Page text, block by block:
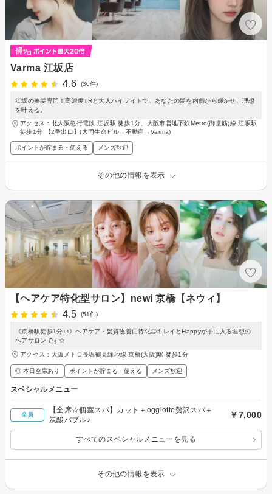
Varma 江坂店
4.6
(30件)
江坂の美髪専門！高濃度TRと大人ハイライトで、あなたの髪を内側から輝かせ、理想
を叶える。
アクセス：北大阪急行電鉄 江坂駅 徒歩1分、大阪市営地下鉄Metro(御堂筋)線 江坂駅
徒歩1分 【2番出口】(大同生命ビル→不動産→Varma)
ポイントが貯まる・使える メンズ歓迎
その他の情報を表示
【ヘアケア特化型サロン】newi 京橋【ネウィ】
4.5
(51件)
《京橋駅徒歩1分♪♪》ヘアケア・髪質改善に特化◎キレイとHappyが手に入る理想の
ヘアサロンです☆
アクセス：大阪メトロ長堀鶴見緑地線 京橋(大阪)駅 徒歩1分
◎ 本日空席あり ポイントが貯まる・使える メンズ歓迎
スペシャルメニュー
全員
【全席☆個室スパ】カット＋oggiotto贅沢スパ＋
炭酸バブル♪
￥7,000
すべてのスペシャルメニューを見る
その他の情報を表示